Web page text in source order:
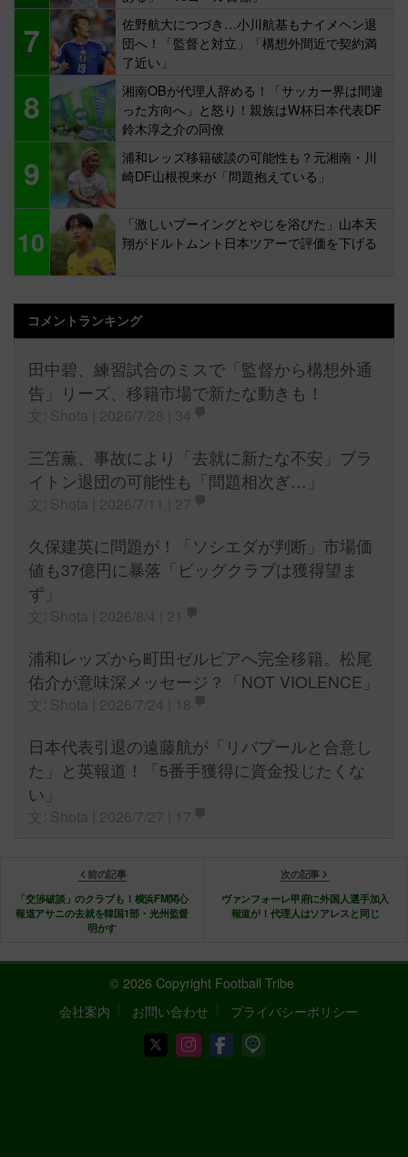
7
佐野航大につづき…小川航基もナイメヘン退
団へ！「監督と対立」「構想外間近で契約満
了近い」
8
湘南OBが代理人辞める！「サッカー界は間違
った方向へ」と怒り！親族はW杯日本代表DF
鈴木淳之介の同僚
9
浦和レッズ移籍破談の可能性も？元湘南・川
崎DF山根視来が「問題抱えている」
10
「激しいブーイングとやじを浴びた」山本天
翔がドルトムント日本ツアーで評価を下げる
コメントランキング
田中碧、練習試合のミスで「監督から構想外通
告」リーズ、移籍市場で新たな動きも！
三笘薫、事故により「去就に新たな不安」ブラ
イトン退団の可能性も「問題相次ぎ…」
久保建英に問題が！「ソシエダが判断」市場価
値も37億円に暴落「ビッグクラブは獲得望ま
ず」
浦和レッズから町田ゼルビアへ完全移籍。松尾
佑介が意味深メッセージ？「NOT VIOLENCE」
日本代表引退の遠藤航が「リバプールと合意し
た」と英報道！「5番手獲得に資金投じたくな
い」
前の記事
「交渉破談」のクラブも！横浜FM関心
報道アサニの去就を韓国1部・光州監督
明かす
次の記事
ヴァンフォーレ甲府に外国人選手加入
報道が！代理人はソアレスと同じ
© 2026 Copyright Football Tribe
会社案内
お問い合わせ プライバシーポリシー